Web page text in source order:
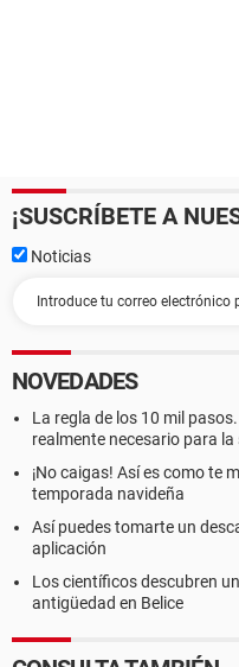
¡SUSCRÍBETE A
Noticias
NOVEDADES
La regla de los 10 mil
realmente necesario para la
¡No caigas! Así es como te
temporada navideña
Así puedes tomarte un
aplicación
Los científicos descubren
antigüedad en Belice